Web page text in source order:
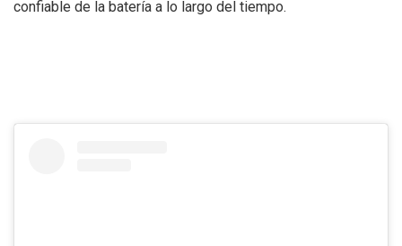
confiable de la batería a lo largo del tiempo.